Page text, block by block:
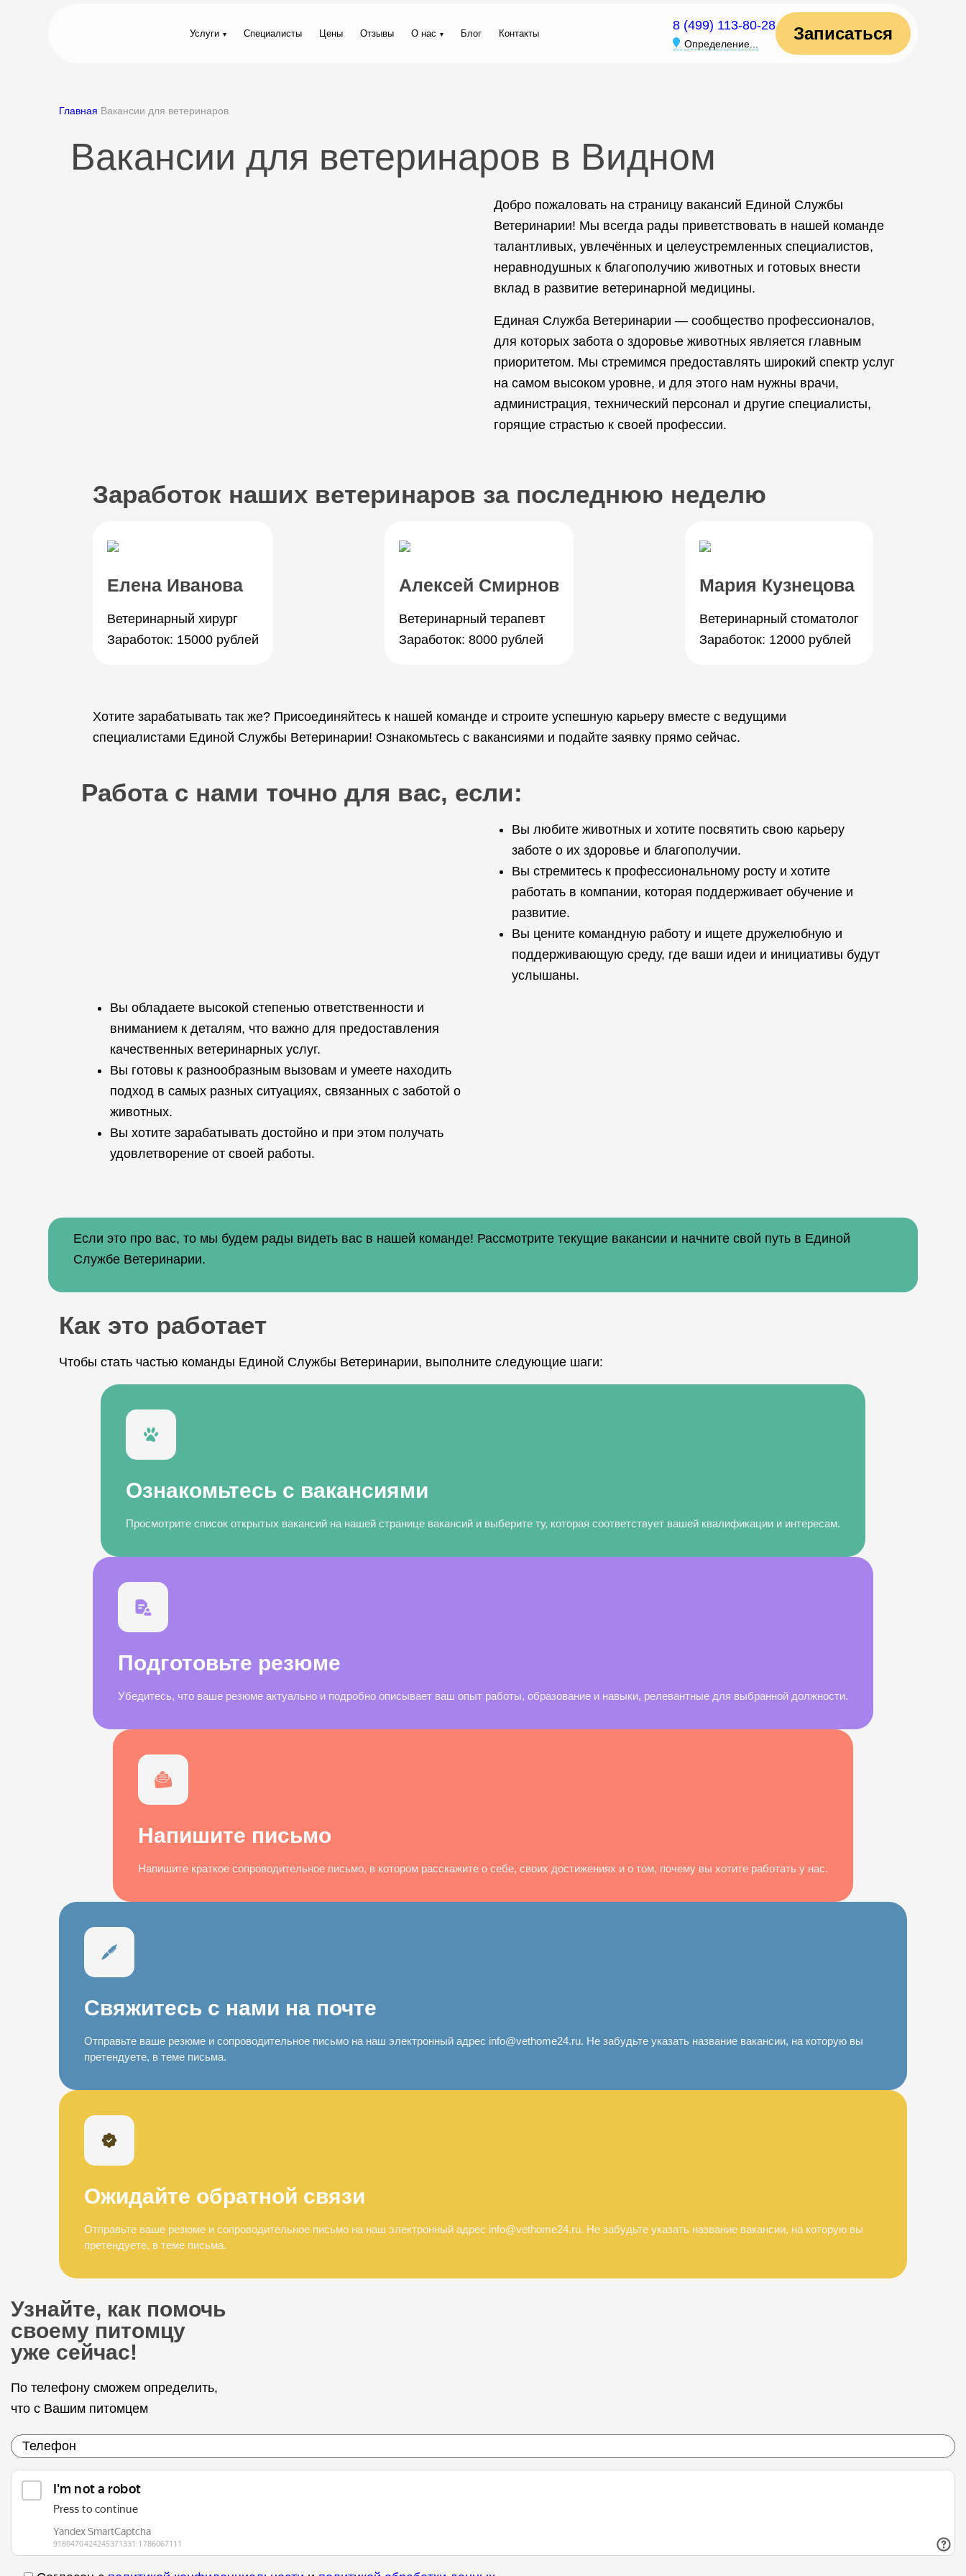
Услуги Специалисты Цены Отзывы О нас Блог Контакты
8 (499) 113-80-28
Определение...
Записаться
Главная Вакансии для ветеринаров
Вакансии для ветеринаров в Видном
Добро пожаловать на страницу вакансий Единой Службы
Ветеринарии! Мы всегда рады приветствовать в нашей команде
талантливых, увлечённых и целеустремленных специалистов,
неравнодушных к благополучию животных и готовых внести
вклад в развитие ветеринарной медицины.
Единая Служба Ветеринарии — сообщество профессионалов,
для которых забота о здоровье животных является главным
приоритетом. Мы стремимся предоставлять широкий спектр услуг
на самом высоком уровне, и для этого нам нужны врачи,
администрация, технический персонал и другие специалисты,
горящие страстью к своей профессии.
Заработок наших ветеринаров за последнюю неделю
Елена Иванова
Ветеринарный хирург
Заработок: 15000 рублей
Алексей Смирнов
Ветеринарный терапевт
Заработок: 8000 рублей
Мария Кузнецова
Ветеринарный стоматолог
Заработок: 12000 рублей
Хотите зарабатывать так же? Присоединяйтесь к нашей команде и строите успешную карьеру вместе с ведущими
специалистами Единой Службы Ветеринарии! Ознакомьтесь с вакансиями и подайте заявку прямо сейчас.
Работа с нами точно для вас, если:
Вы любите животных и хотите посвятить свою карьеру
заботе о их здоровье и благополучии.
Вы стремитесь к профессиональному росту и хотите
работать в компании, которая поддерживает обучение и
развитие.
Вы цените командную работу и ищете дружелюбную и
поддерживающую среду, где ваши идеи и инициативы будут
услышаны.
Вы обладаете высокой степенью ответственности и
вниманием к деталям, что важно для предоставления
качественных ветеринарных услуг.
Вы готовы к разнообразным вызовам и умеете находить
подход в самых разных ситуациях, связанных с заботой о
животных.
Вы хотите зарабатывать достойно и при этом получать
удовлетворение от своей работы.
Если это про вас, то мы будем рады видеть вас в нашей команде! Рассмотрите текущие вакансии и начните свой путь в Единой
Службе Ветеринарии.
Как это работает
Чтобы стать частью команды Единой Службы Ветеринарии, выполните следующие шаги:
Ознакомьтесь с вакансиями
Просмотрите список открытых вакансий на нашей странице вакансий и выберите ту, которая соответствует вашей квалификации и интересам.
Подготовьте резюме
Убедитесь, что ваше резюме актуально и подробно описывает ваш опыт работы, образование и навыки, релевантные для выбранной должности.
Напишите письмо
Напишите краткое сопроводительное письмо, в котором расскажите о себе, своих достижениях и о том, почему вы хотите работать у нас.
Свяжитесь с нами на почте
Отправьте ваше резюме и сопроводительное письмо на наш электронный адрес info@vethome24.ru. Не забудьте указать название вакансии, на которую вы
претендуете, в теме письма.
Ожидайте обратной связи
Отправьте ваше резюме и сопроводительное письмо на наш электронный адрес info@vethome24.ru. Не забудьте указать название вакансии, на которую вы
претендуете, в теме письма.
Узнайте, как помочь
своему питомцу
уже сейчас!
По телефону сможем определить,
что с Вашим питомцем